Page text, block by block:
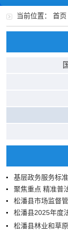
当前位置：首页
松潘县2025年度